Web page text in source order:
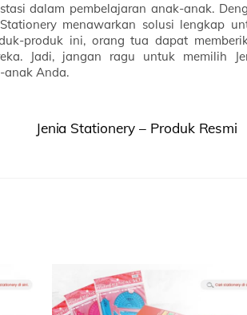
dalam pembelajaran anak-anak.
menawarkan solusi lengkap
produk ini, orang tua dapat
Jadi, jangan ragu untuk memilih
anak Anda.
Jenia Stationery – Produk Resmi